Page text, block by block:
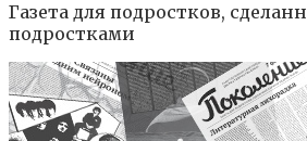
Газета для подростков,
подростками